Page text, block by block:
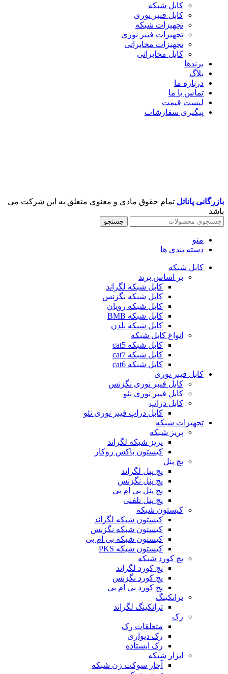
کابل شبکه
کابل فیبر نوری
تجهیزات شبکه
تجهیزات فیبر نوری
تجهیزات مخابراتی
کابل مخابراتی
برندها
بلاگ
درباره ما
تماس با ما
لیست قیمت
پیگیری سفارشات
بازرگانی پاناتل تمام حقوق مادی و معنوی متعلق به این شرکت می
باشد
جستجو
منو
دسته بندی ها
کابل شبکه
بر اساس برند
کابل شبکه لگراند
کابل شبکه نگزنس
کابل شبکه رویان
کابل شبکه ‌BMB
کابل شبکه بلدن
انواع کابل شبکه
کابل شبکه cat5
کابل شبکه cat7
کابل شبکه cat6
کابل فیبر نوری
کابل فیبر نوری نگزنس
کابل فیبر نوری نئو
کابل دراپ
کابل دراپ فیبر نوری نئو
تجهیزات شبکه
پریز شبکه
پریز شبکه لگراند
کیستون باکس روکار
پچ پنل
پچ پنل لگراند
پچ پنل نگزنس
پچ پنل بی ام بی
پچ پنل تلفنی
کیستون شبکه
کیستون شبکه لگراند
کیستون شبکه نگزنس
کیستون شبکه بی ام بی
کیستون شبکه PKS
پچ کورد شبکه
پچ کورد لگراند
پچ کورد نگزنس
پچ کورد بی ام بی
ترانکینگ
ترانکینگ لگراند
رک
متعلقات رک
رک دیواری
رک ایستاده
ابزار شبکه
آچار سوکت زن شبکه